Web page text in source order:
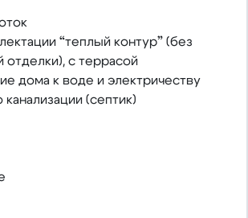
“теплый контур” (без
отделки), с террасой
дома к воде и электричеству
канализации (септик)